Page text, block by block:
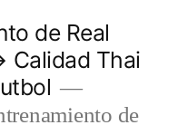
de Real
Calidad Thai
de